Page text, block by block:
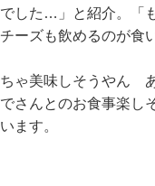
でした…」と紹介。
ーズも飲めるのが食
ゃ美味しそうやん
さんとのお食事楽し
ます。